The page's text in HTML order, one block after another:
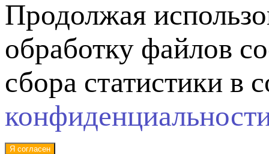
Продолжая
обработку файлов
сбора статистики в
Я согласен